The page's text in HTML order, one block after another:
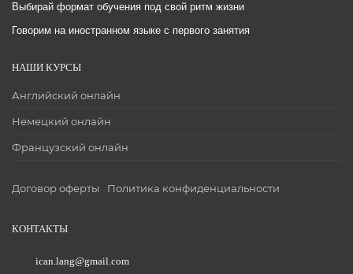
Выбирай формат обучения под свой ритм жизни
Говорим на иностранном языке с первого занятия
НАШИ КУРСЫ
Английский онлайн
Немецкий онлайн
Французский онлайн
Договор оферты Политика конфиденциальности
КОНТАКТЫ
ican.lang@gmail.com